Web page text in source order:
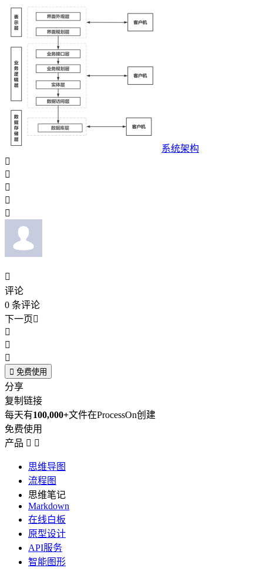
系统架构






评论
0 条评论
下一页



 免费使用
分享
复制链接
每天有100,000+文件在ProcessOn创建
免费使用
产品  
思维导图
流程图
思维笔记
Markdown
在线白板
原型设计
API服务
智能图形